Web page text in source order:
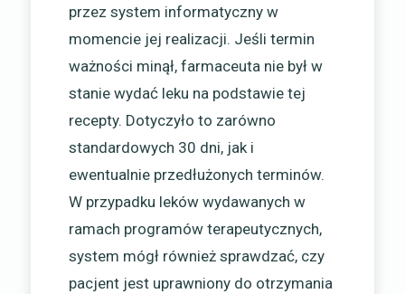
przez system informatyczny w
momencie jej realizacji. Jeśli termin
ważności minął, farmaceuta nie był w
stanie wydać leku na podstawie tej
recepty. Dotyczyło to zarówno
standardowych 30 dni, jak i
ewentualnie przedłużonych terminów.
W przypadku leków wydawanych w
ramach programów terapeutycznych,
system mógł również sprawdzać, czy
pacjent jest uprawniony do otrzymania